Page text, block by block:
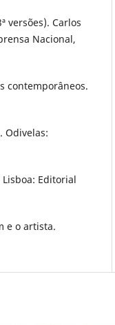
versões). Carlos
Nacional,
contemporâneos.
Odivelas:
Editorial
e o artista.